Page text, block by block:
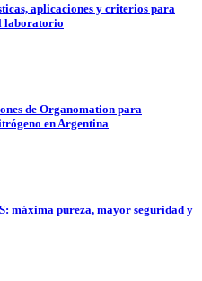
aplicaciones y criterios para
laboratorio
de Organomation para
en Argentina
máxima pureza, mayor seguridad y